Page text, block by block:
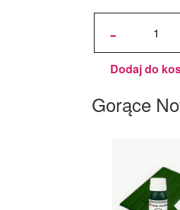
-
ilość
okrągły
Biały Ø
1 cm -
PC
Dodaj do
Gorące